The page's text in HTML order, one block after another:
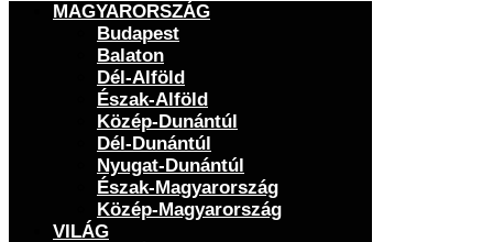
MAGYARORSZÁG
Budapest
Balaton
Dél-Alföld
Észak-Alföld
Közép-Dunántúl
Dél-Dunántúl
Nyugat-Dunántúl
Észak-Magyarország
Közép-Magyarország
VILÁG